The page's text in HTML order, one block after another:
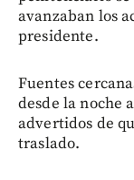
avanzaban los
presidente.
Fuentes
desde la noche
advertidos de
traslado.